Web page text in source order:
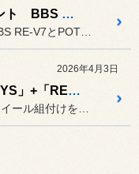
VW ゴルフR ヴァリアント BBS RE-V7 ポテンザS007A
2026年4月3日
レヴォーグVN5に「RAYS」+「REGNO」19インチ装着！